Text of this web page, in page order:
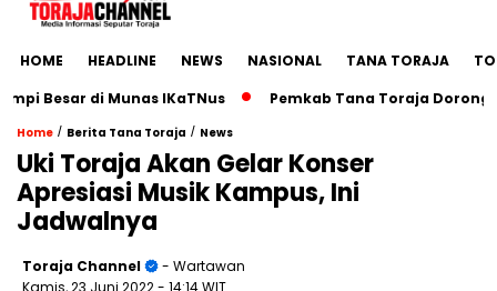
HOME HEADLINE NEWS NASIONAL TANA TORAJA
di Munas IKaTNus
Pemkab Tana Toraja Dorong
Home / Berita Tana Toraja / News
Uki Toraja Akan Gelar Konser
Apresiasi Musik Kampus, Ini
Jadwalnya
Toraja Channel
- Wartawan